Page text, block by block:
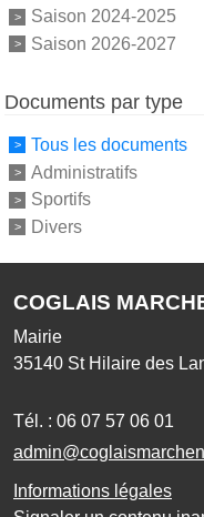
Saison 2024-2025
Saison 2026-2027
Documents par type
Tous les documents
Administratifs
Sportifs
Divers
COGLAIS
Mairie
35140 St Hilaire des
Tél. : 06 07 57 06 01
Informations légales